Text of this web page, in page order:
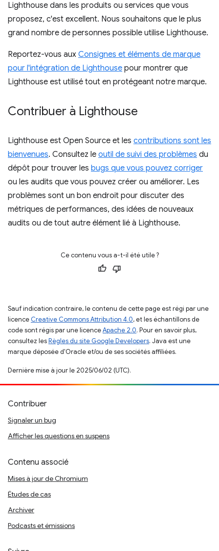
Lighthouse dans les produits ou services que vous
proposez, c'est excellent. Nous souhaitons que le plus
grand nombre de personnes possible utilise Lighthouse.
Reportez-vous aux Consignes et éléments de marque
pour l'intégration de Lighthouse pour montrer que
Lighthouse est utilisé tout en protégeant notre marque.
Contribuer à Lighthouse
Lighthouse est Open Source et les contributions sont les
bienvenues. Consultez le outil de suivi des problèmes du
dépôt pour trouver les bugs que vous pouvez corriger
ou les audits que vous pouvez créer ou améliorer. Les
problèmes sont un bon endroit pour discuter des
métriques de performances, des idées de nouveaux
audits ou de tout autre élément lié à Lighthouse.
Ce contenu vous a-t-il été utile ?
Sauf indication contraire, le contenu de cette page est régi par une
licence Creative Commons Attribution 4.0, et les échantillons de
code sont régis par une licenceApache 2.0. Pour en savoir plus,
consultez lesRègles du site Google Developers. Java est une
marque déposée d'Oracle et/ou de ses sociétés affiliées.
Dernière mise à jour le 2025/06/02 (UTC).
Contribuer
Signaler un bug
Afficher les questions en suspens
Contenu associé
Mises à jour de Chromium
Études de cas
Archiver
Podcasts et émissions